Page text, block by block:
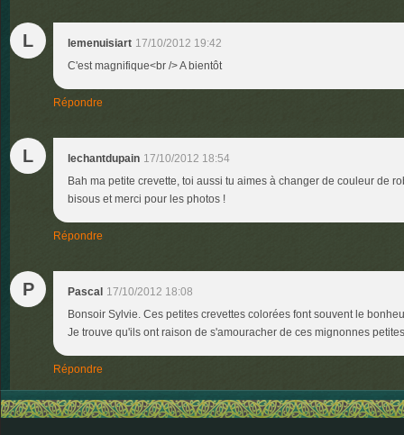
L lemenuisiart 17/10/2012 19:42
C'est magnifique<br /> A bientôt
Répondre
L lechantdupain 17/10/2012 18:54
Bah ma petite crevette, toi aussi tu aimes à changer de couleur de
bisous et merci pour les photos !
Répondre
P Pascal 17/10/2012 18:08
Bonsoir Sylvie. Ces petites crevettes colorées font souvent le
Je trouve qu'ils ont raison de s'amouracher de ces mignonnes
Répondre